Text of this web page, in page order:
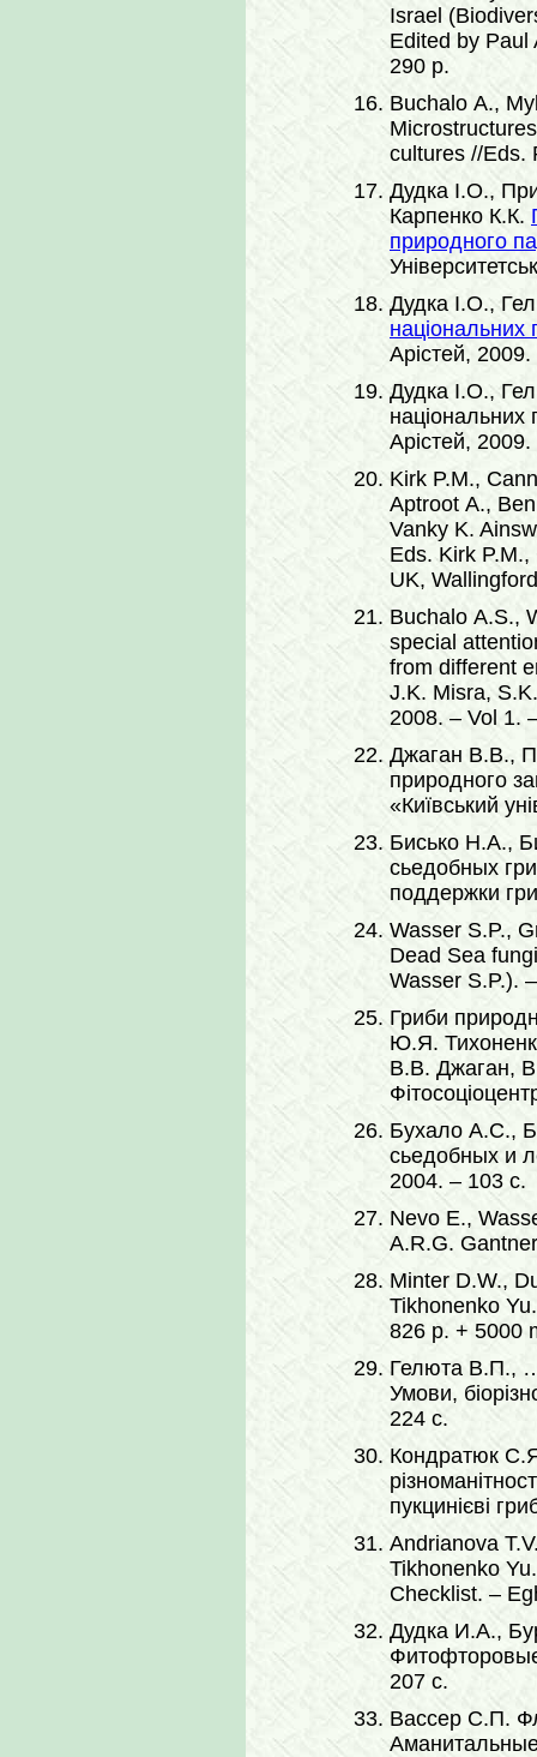
Israel
Edited by Paul
290 p.
Buchalo A.,
cultures //Eds.
Дудка І.О.,
Карпенко К.К.
природного
Дудка І.О.,
національних
Арістей,
Дудка І.О.,
національних
Арістей,
Kirk P.M.,
Aptroot A.,
Vanky K.
Eds. Kirk
UK,
Buchalo A.S.,
special
from different
J.K. Misra,
2008. – Vol 1.
Джаган В.В.,
природного
«Київський
Бисько Н.А.,
сьедобных
поддержки
Wasser S.P.,
Dead Sea
Wasser S.P.).
Гриби
Ю.Я.
В.В. Джаган,
Бухало А.С.,
сьедобных и
2004. – 103 с.
Nevo E.,
A.R.G.
Minter D.W.,
Tikhonenko
826 p. + 5000
Гелюта В.П., …
Умови,
224 с.
Кондратюк
пукцинієві
Andrianova
Tikhonenko
Checklist. –
Дудка И.А.,
207 с.
Вассер С.П.